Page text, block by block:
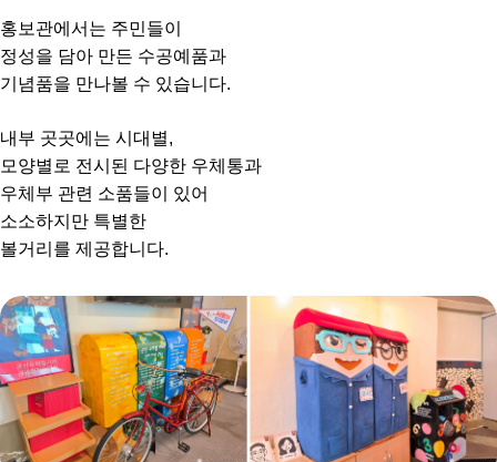
홍보관에서는 주민들이
정성을 담아 만든 수공예품과
기념품을 만나볼 수 있습니다.
내부 곳곳에는 시대별,
모양별로 전시된 다양한 우체통과
우체부 관련 소품들이 있어
소소하지만 특별한
볼거리를 제공합니다.